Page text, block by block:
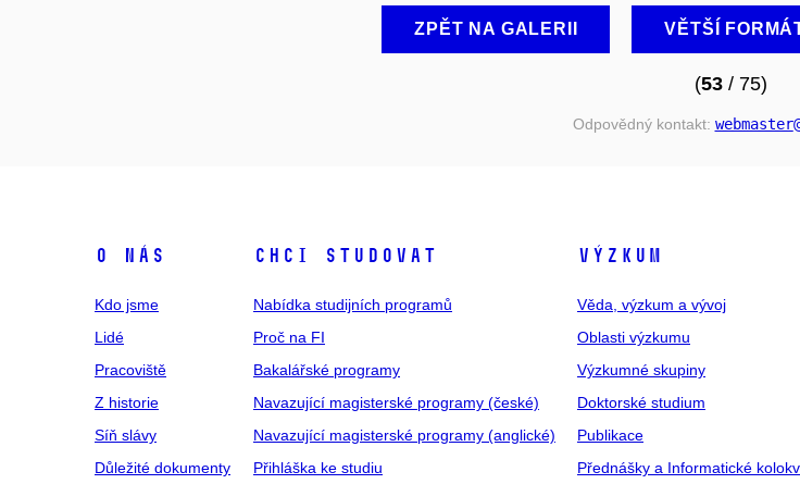
ZPĚT NA GALERII VĚTŠÍ
(53/ 75)
Odpovědný kontakt: webmaster
O NÁS
Kdo jsme
Lidé
Pracoviště
Z historie
Síň slávy
Důležité dokumenty
CHCI STUDOVAT
Nabídka studijních programů
Proč na FI
Bakalářské programy
Navazující magisterské programy (české)
Navazující magisterské programy (anglické)
Přihláška ke studiu
VÝZKUM
Věda, výzkum a vývoj
Oblasti výzkumu
Výzkumné skupiny
Doktorské studium
Publikace
Přednášky a Informatické